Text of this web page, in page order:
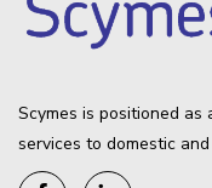
Scymes is positioned as
services to domestic